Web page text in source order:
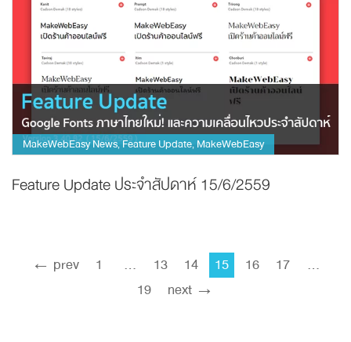
MakeWebEasy News,Feature Update, MakeWebEasy
Feature Update ประจำสัปดาห์ 15/6/2559
← prev 1 … 13 14 15 16 17
…
19
next →